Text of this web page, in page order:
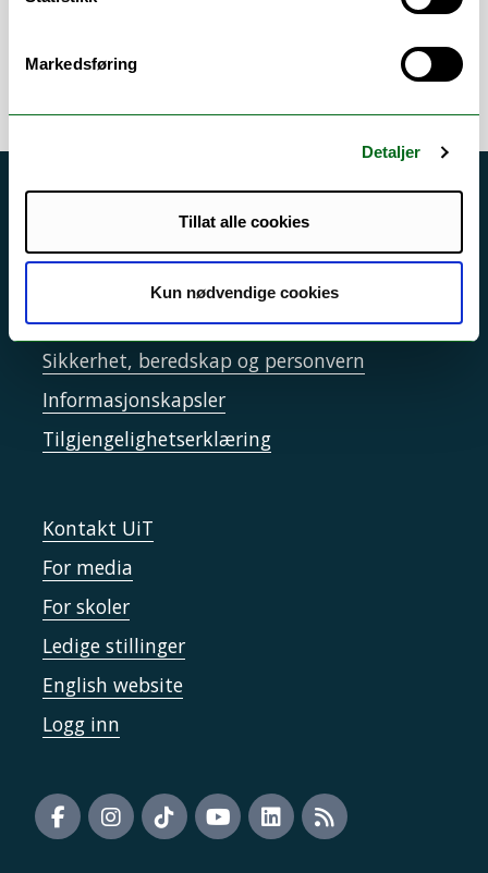
Markedsføring
Detaljer
Tillat alle cookies
Kun nødvendige cookies
og dimensjonsbruk o.a.
Driftsmeldinger
Personvern ved UiT
Sikkerhet, beredskap og personvern
Informasjonskapsler
Tilgjengelighetserklæring
Kontakt UiT
For media
For skoler
Ledige stillinger
English website
Logg inn